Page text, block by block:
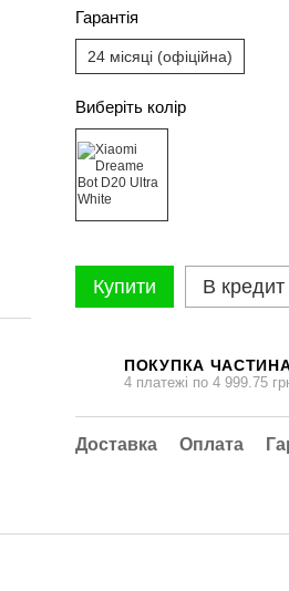
Гарантія
24 місяці (офіційна)
Виберіть колір
Купити В кредит
ПОКУПКА
4 платежі по 4 999.75
Доставка Оплата